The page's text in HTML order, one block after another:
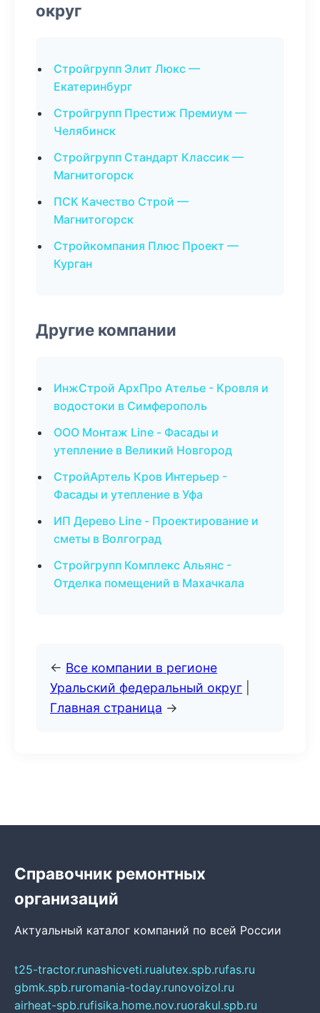
округ
Стройгрупп Элит Люкс —
Екатеринбург
Стройгрупп Престиж Премиум —
Челябинск
Стройгрупп Стандарт Классик —
Магнитогорск
ПСК Качество Строй —
Магнитогорск
Стройкомпания Плюс Проект —
Курган
Другие компании
ИнжСтрой АрхПро Ателье - Кровля и
водостоки в Симферополь
ООО Монтаж Line - Фасады и
утепление в Великий Новгород
СтройАртель Кров Интерьер -
Фасады и утепление в Уфа
ИП Дерево Line - Проектирование и
сметы в Волгоград
Стройгрупп Комплекс Альянс -
Отделка помещений в Махачкала
← Все компании в регионе
Уральский федеральный округ
Главная страница →
Справочник ремонтных
организаций
Актуальный каталог компаний по всей России
t25-tractor.runashicveti.rualutex.spb.rufas.ru
gbmk.spb.ruromania-today.runovoizol.ru
airheat-spb.rufisika.home.nov.ruorakul.spb.ru